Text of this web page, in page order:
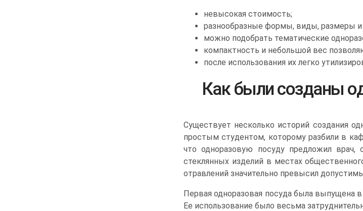
невысокая стоимость;
разнообразные формы, виды, размеры и
можно подобрать тематические
компактность и небольшой вес
после использования их легко
Как были созданы
Существует несколько историй создания
простым студентом, которому разбили в
что одноразовую посуду предложил врач,
стеклянных изделий в местах
отравлений значительно превысил
Первая одноразовая посуда была выпущена
Ее использование было весьма